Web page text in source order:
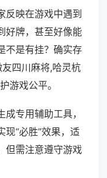
反映在游戏中遇到
好牌，甚至好像能
不是有挂？确实存
四川麻将,哈灵杭
游戏公平。
专用辅助工具，
现“必胜”效果，适
但需注意遵守游戏